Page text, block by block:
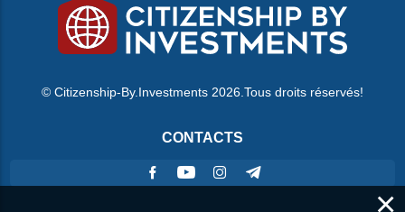
© Citizenship-By.Investments 2026.Tous droits réservés!
CONTACTS
×